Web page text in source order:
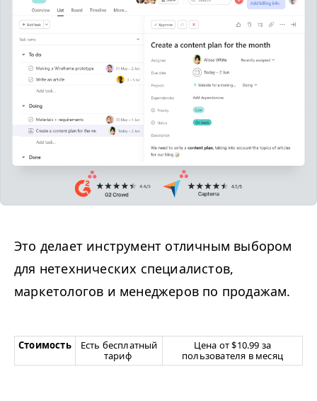
Это делает инструмент отличным выбором
для нетехнических специалистов,
маркетологов и менеджеров по продажам.
Стоимость
Есть бесплатный
тариф
Цена от $10.99 за
пользователя в месяц